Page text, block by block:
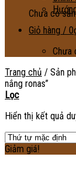
Chưa có
Giỏ hàng / 0
Chưa
Trang chủ / Sản
nắng ronas”
Lọc
Hiển thị kết quả
Giảm giá!